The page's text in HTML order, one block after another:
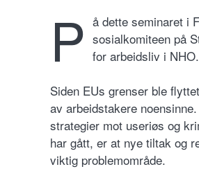
P å dette seminaret i
sosialkomiteen på
for arbeidsliv i NHO.
Siden EUs grenser ble
av arbeidstakere
strategier mot useriøs og
har gått, er at nye tiltak og
viktig problemområde.